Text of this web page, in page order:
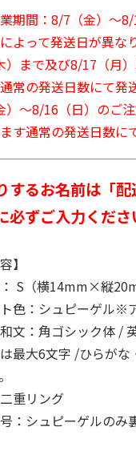
アニメ『ジョジョの
妙な冒険 黄金の
』CITY POP…
4,939円
(送料別・税込)
コジコ
ー付きバ
期間：8/7（金）～8/
よって発送日が異な
）まで及び8/17（月
常の発送日数にて発
）～8/16（日）のご
す通常の発送日数に
するお名前は「
必ずご入力くださ
】
： S（横14mm×縦
ト色：シュピーゲル※
文：角ゴシック体 /
最大6文字 /ひらがな
重リング
：シュピーゲルのみ